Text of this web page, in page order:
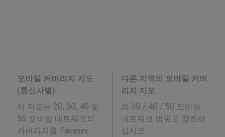
모바일 커버리지 지도
(통신사별)
이 지도는 2G, 3G, 4G 및
5G 모바일 네트워크의
커버리지를 Takanini,
다른 지역의 모바일 커버
리지 지도
의 3G / 4G / 5G 모바일
네트워크 범위도 참조하
십시오 :